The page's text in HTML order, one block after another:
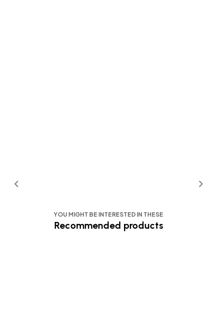
YOU MIGHT BE INTERESTED IN THESE
Recommended products